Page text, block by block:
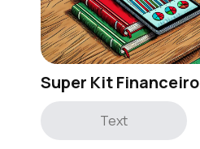
Super Kit Financeiro
Text